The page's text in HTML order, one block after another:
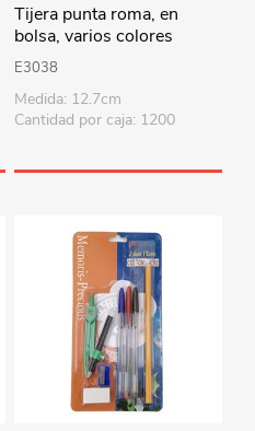
Tijera punta roma, en
bolsa, varios colores
E3038
Medida: 12.7cm
Cantidad por caja: 1200